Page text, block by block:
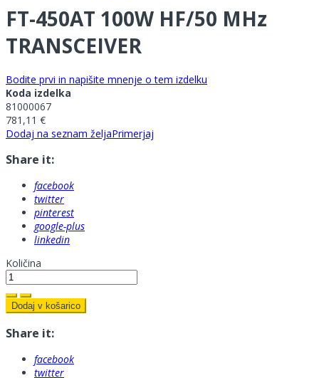
FT-450AT 100W HF/50 MHz
TRANSCEIVER
Bodite prvi in napišite mnenje o tem izdelku
Koda izdelka
81000067
781,11 €
Dodaj na seznam željaPrimerjaj
Share it:
facebook
twitter
pinterest
google-plus
linkedin
Količina
Dodaj v košarico
Share it:
facebook
twitter